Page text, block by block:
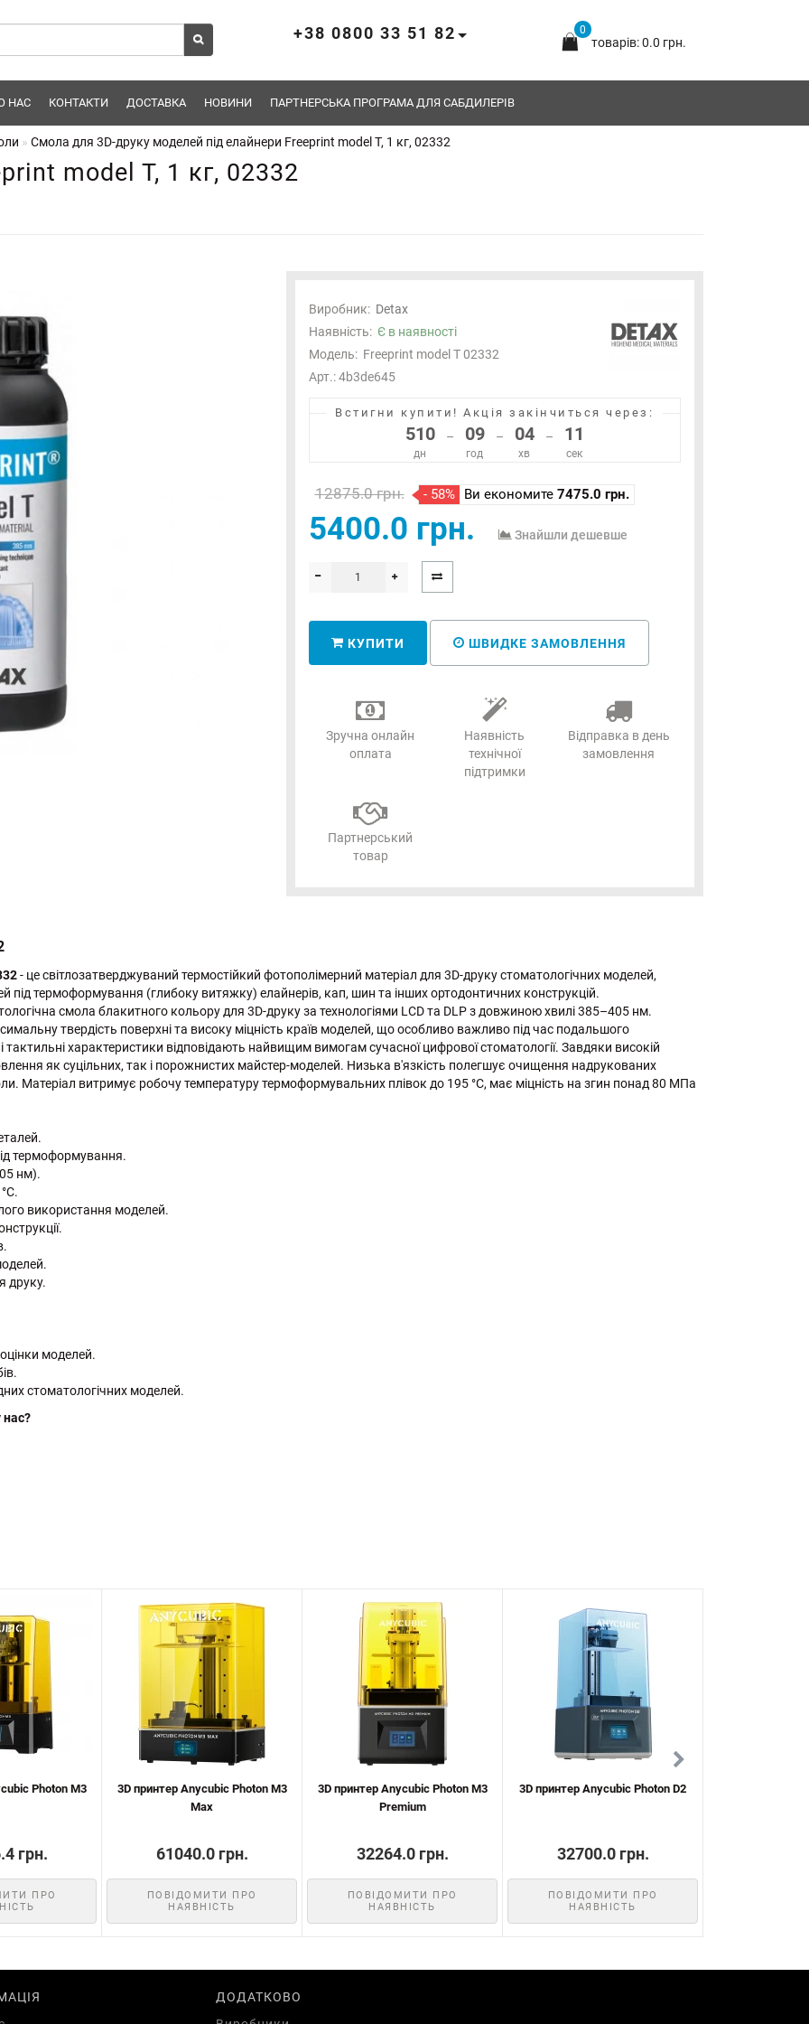
0
товарів: 0.0 грн.
+38 0800 33 51 82
НАС КОНТАКТИ ДОСТАВКА НОВИНИ ПАРТНЕРСЬКА ПРОГРАМА ДЛЯ САБДИЛЕРІВ
Смола для 3D-друку моделей під елайнери Freeprint model T, 1 кг, 02332
model T, 1 кг, 02332
Виробник: Detax
Наявність: Є в наявності
Модель: Freeprint model Т 02332
Арт.: 4b3de645
Встигни купити!Акція закінчиться через:
510
дн
– 09
год
– 04
хв
– 11
сек
12875.0 грн. - 58% Ви економите 7475.0 грн.
5400.0 грн. Знайшли дешевше
КУПИТИ ШВИДКЕ ЗАМОВЛЕННЯ
Зручна онлайн
оплата
Наявність
технічної
підтримки
Відправка в день
замовлення
Партнерський
товар
- це світлозатверджуваний термостійкий фотополімерний матеріал для 3D-друку стоматологічних моделей,
під термоформування (глибоку витяжку) елайнерів, кап, шин та інших ортодонтичних конструкцій.
смола блакитного кольору для 3D-друку за технологіями LCD та DLP з довжиною хвилі 385–405 нм.
твердість поверхні та високу міцність країв моделей, що особливо важливо під час подальшого
тактильні характеристики відповідають найвищим вимогам сучасної цифрової стоматології. Завдяки високій
як суцільних, так і порожнистих майстер-моделей. Низька в'язкість полегшує очищення надрукованих
Матеріал витримує робочу температуру термоформувальних плівок до 195 °C, має міцність на згин понад 80 МПа
термоформування.
нм).
використання моделей.
друку.
моделей.
стоматологічних моделей.
Photon M3
грн.
ПРО
3D принтер Anycubic Photon M3
Max
61040.0 грн.
ПОВІДОМИТИ ПРО
НАЯВНІСТЬ
3D принтер Anycubic Photon M3
Premium
32264.0 грн.
ПОВІДОМИТИ ПРО
НАЯВНІСТЬ
3D принтер Anycubic Photon D2
32700.0 грн.
ПОВІДОМИТИ ПРО
НАЯВНІСТЬ
ДОДАТКОВО